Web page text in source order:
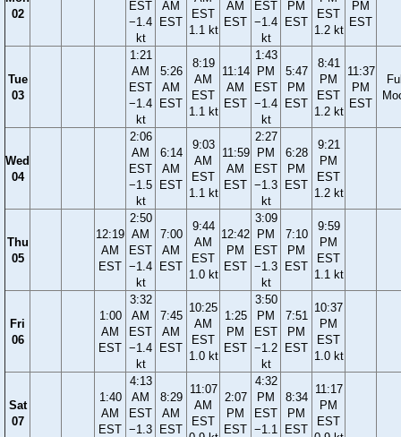
02
EST
−1.4
kt
AM
EST
EST
1.1 kt
AM
EST
EST
−1.4
kt
PM
EST
EST
1.2 kt
PM
EST
Tue
03
1:21
AM
EST
−1.4
kt
5:26
AM
EST
8:19
AM
EST
1.1 kt
11:14
AM
EST
1:43
PM
EST
−1.4
kt
5:47
PM
EST
8:41
PM
EST
1.2 kt
11:37
PM
EST
Wed
04
2:06
AM
EST
−1.5
kt
6:14
AM
EST
9:03
AM
EST
1.1 kt
11:59
AM
EST
2:27
PM
EST
−1.3
kt
6:28
PM
EST
9:21
PM
EST
1.2 kt
Thu
05
12:19
AM
EST
2:50
AM
EST
−1.4
kt
7:00
AM
EST
9:44
AM
EST
1.0 kt
12:42
PM
EST
3:09
PM
EST
−1.3
kt
7:10
PM
EST
9:59
PM
EST
1.1 kt
Fri
06
1:00
AM
EST
3:32
AM
EST
−1.4
kt
7:45
AM
EST
10:25
AM
EST
1.0 kt
1:25
PM
EST
3:50
PM
EST
−1.2
kt
7:51
PM
EST
10:37
PM
EST
1.0 kt
Sat
07
1:40
AM
EST
4:13
AM
EST
−1.3
8:29
AM
EST
11:07
AM
EST
2:07
PM
EST
4:32
PM
EST
−1.1
8:34
PM
EST
11:17
PM
EST